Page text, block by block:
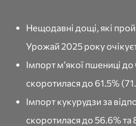
Нещодавні дощі, які
Урожай 2025 року
Імпорт м’якої пшениці
скоротилася до 61.5%
Імпорт кукурудзи за
скоротилася до 56.6%